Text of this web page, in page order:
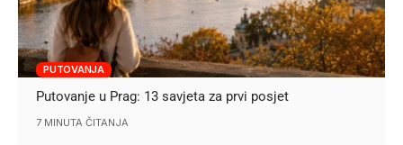
PUTOVANJA
Putovanje u Prag: 13 savjeta za prvi posjet
7 MINUTA ČITANJA